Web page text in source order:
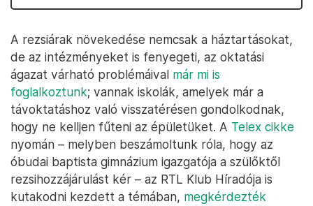
A rezsiárak növekedése nemcsak a háztartásokat,
de az intézményeket is fenyegeti, az oktatási
ágazat várható problémáival már mi is
foglalkoztunk; vannak iskolák, amelyek már a
távoktatáshoz való visszatérésen gondolkodnak,
hogy ne kelljen fűteni az épületüket. A Telex cikke
nyomán – melyben beszámoltunk róla, hogy az
óbudai baptista gimnázium igazgatója a szülőktől
rezsihozzájárulást kér – az RTL Klub Híradója is
kutakodni kezdett a témában, megkérdezték